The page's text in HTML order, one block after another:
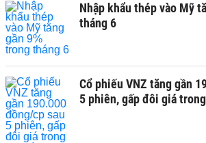
Nhập khẩu thép vào Mỹ
tháng 6
Cổ phiếu VNZ tăng gần
5 phiên, gấp đôi giá